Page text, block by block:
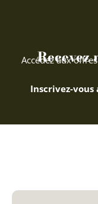
Recevez
Accédez aux
Inscrivez-